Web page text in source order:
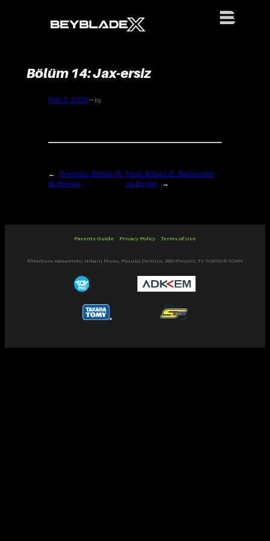
Bölüm 14: Jax-ersiz
Feb 3, 2025—by
← Previous: Bölüm 13:
İlk Hayran
Next: Bölüm 15: Bilmeceler
ve Beyler
→
Parents Guide Privacy Policy Terms of Use
©Homura Kawamoto, Hikaru Muno, Posuka Demizu, BBXProject, TV TOKYO © TOMY